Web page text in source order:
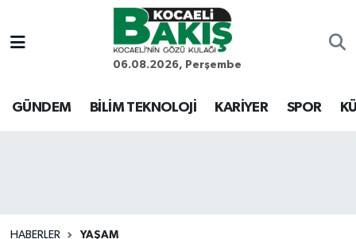
06.08.2026, Perşembe
GÜNDEM BİLİM TEKNOLOJİ KARİYER SPOR
HABERLER YAŞAM
Kocaeli Nöbetçi Eczaneler
Kocaeli Hava Durumu